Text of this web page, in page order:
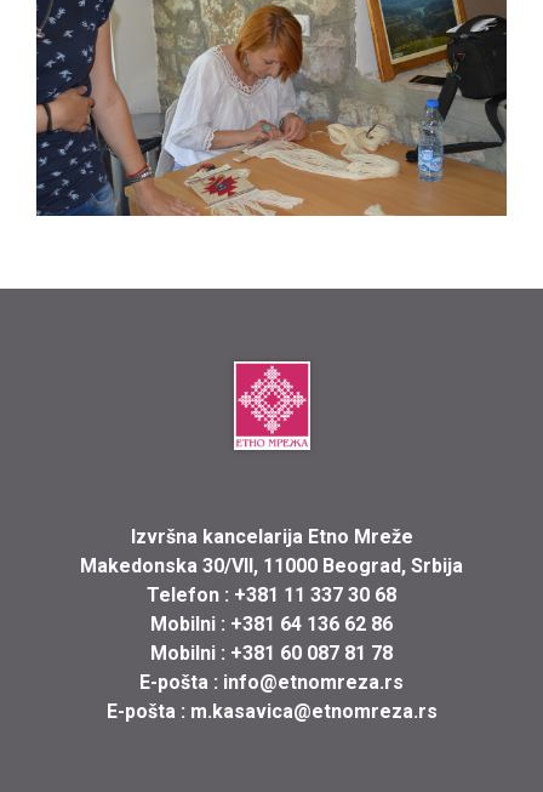
Izvršna kancelarija Etno Mreže
Makedonska 30/VII, 11000 Beograd, Srbija
Telefon : +381 11 337 30 68
Mobilni : +381 64 136 62 86
Mobilni : +381 60 087 81 78
E-pošta : info@etnomreza.rs
E-pošta : m.kasavica@etnomreza.rs